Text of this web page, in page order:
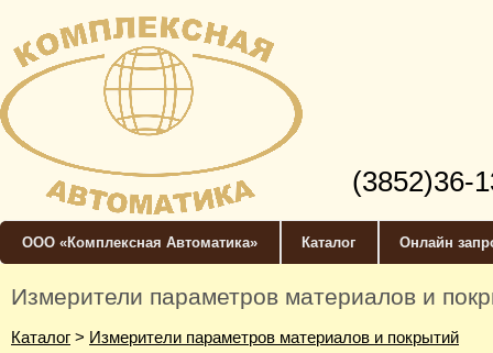
(3852)36-
ООО «Комплексная Автоматика» Каталог Онлайн
Измерители параметров материалов и
Каталог > Измерители параметров материалов и покрытий